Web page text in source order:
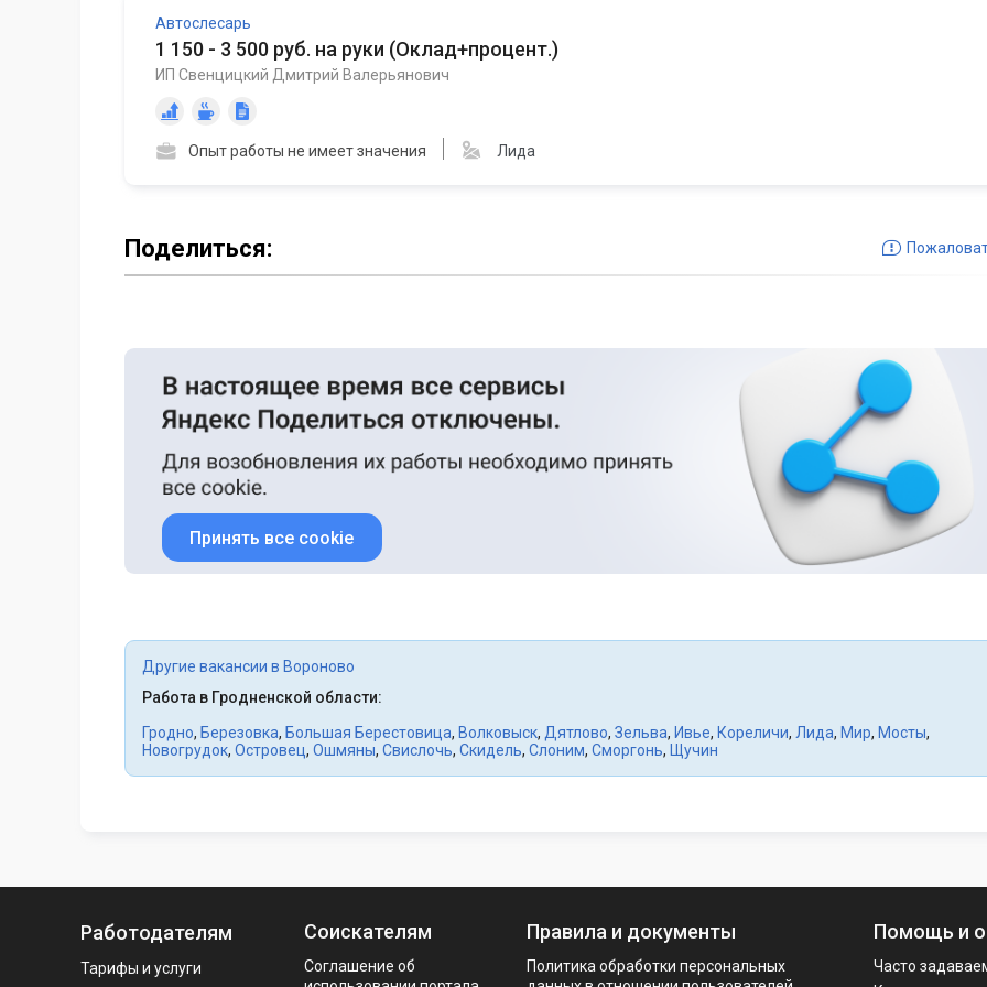
Автослесарь
1 150 - 3 500 руб. на руки (Оклад+процент.)
ИП Свенцицкий Дмитрий Валерьянович
Опыт работы не имеет значения Лида
Поделиться:
Принять все cookie
Другие вакансии в Вороново
Работа в Гродненской области:
Гродно, Березовка, Большая Берестовица, Волковыск, Дятлово, Зельва, Ивье, Кореличи, Лида, Мир, Мосты,
Новогрудок, Островец, Ошмяны, Свислочь, Скидель, Слоним, Сморгонь, Щучин
Работодателям
Тарифы и услуги
Соискателям
Соглашение об
Правила и документы
Политика обработки персональных
Помощь и
Часто